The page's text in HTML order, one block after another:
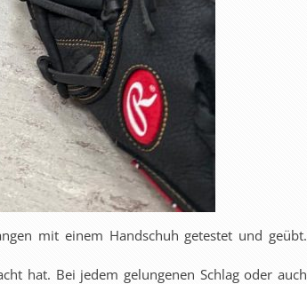
mit einem Handschuh getestet und geübt.
hat. Bei jedem gelungenen Schlag oder auch